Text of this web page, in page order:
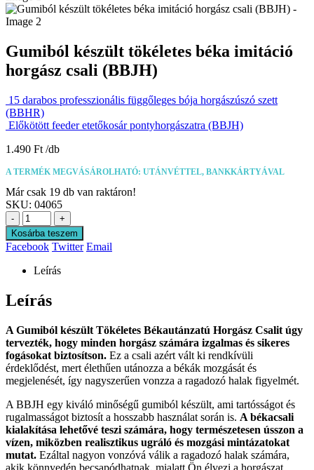
Gumiból készült tökéletes béka imitáció
horgász csali (BBJH)
15 darabos professzionális függőleges bója horgászúszó szett
(BBHR)
Előkötött feeder etetőkosár pontyhorgászatra (BBJH)
1.490 Ft
A TERMÉK MEGVÁSÁROLHATÓ: UTÁNVÉTTEL, BANKKÁRTYÁVAL
Már csak 19 db van raktáron!
SKU: 04065
-
+
Kosárba teszem
Facebook Twitter Email
Leírás
Leírás
A Gumiból készült Tökéletes Békautánzatú Horgász Csalit úgy
tervezték, hogy minden horgász számára izgalmas és sikeres
fogásokat biztosítson. Ez a csali azért vált ki rendkívüli
érdeklődést, mert élethűen utánozza a békák mozgását és
megjelenését, így nagyszerűen vonzza a ragadozó halak figyelmét.
A BBJH egy kiváló minőségű gumiból készült, ami tartósságot és
rugalmasságot biztosít a hosszabb használat során is. A békacsali
kialakítása lehetővé teszi számára, hogy természetesen ússzon a
vízen, miközben realisztikus ugráló és mozgási mintázatokat
mutat. Ezáltal nagyon vonzóvá válik a ragadozó halak számára,
akik könnyedén becsapódhatnak, mialatt Ön élvezi a horgászat